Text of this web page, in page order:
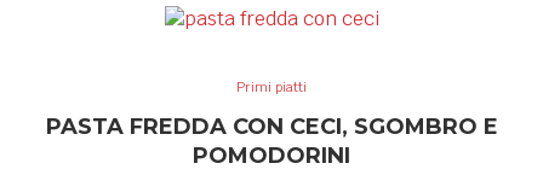
Primi piatti
PASTA FREDDA CON CECI, SGOMBRO E
POMODORINI